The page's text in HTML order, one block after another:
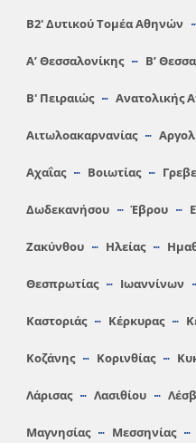
Β2′ Δυτικού Τομέα Αθηνών
A’ Θεσσαλονίκης Β’
Β′ Πειραιώς Ανατολικής
Αιτωλοακαρνανίας
Αχαΐας Βοιωτίας
Δωδεκανήσου Έβρου
Ζακύνθου Ηλείας
Θεσπρωτίας Ιωαννίνων
Καστοριάς Κέρκυρας
Κοζάνης Κορινθίας
Λάρισας Λασιθίου
Μαγνησίας Μεσσηνίας